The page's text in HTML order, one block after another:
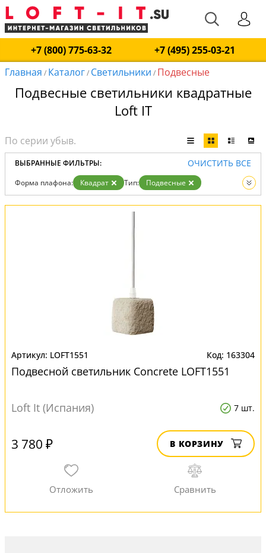
+7 (800) 775-63-32
+7 (495) 255-03-21
Главная / Каталог/ Светильники / Подвесные
Подвесные светильники квадратные
Loft IT
ВЫБРАННЫЕ ФИЛЬТРЫ: ОЧИСТИТЬ ВСЕ
Форма плафона: Квадрат Тип:
Подвесные
Вид:
Светильники
LOFT1551 163304
Подвесной светильник Concrete LOFT1551
Loft It (Испания) 7 шт.
3 780 ₽ В КОРЗИНУ